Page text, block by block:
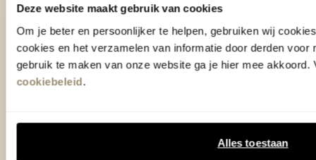
Deze website maakt gebruik van cookies
Om je beter en persoonlijker te helpen, gebruiken wij
cookies en het verzamelen van informatie door derden voor
gebruik te maken van onze website ga je hier mee akkoord.
cookiebeleid.
Alles toestaan
info@eijerkamp.nl
Winkels
Woonwinkel Zutphen